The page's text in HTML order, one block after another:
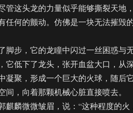
管这头龙的力量似乎能够撕裂天地
任何的颤动。仿佛是一块无法摧毁
步，它的龙瞳中闪过一丝困惑与
它低下了龙头，张开血盆大口，从
凝聚，形成一个巨大的火球，随后
间，向着那颗机械心脏直接喷去。
麟微微皱眉，说：“这种程度的火